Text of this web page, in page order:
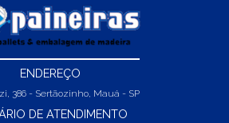
ENDEREÇO
386 - Sertãozinho, Mauá - SP
DE ATENDIMENTO